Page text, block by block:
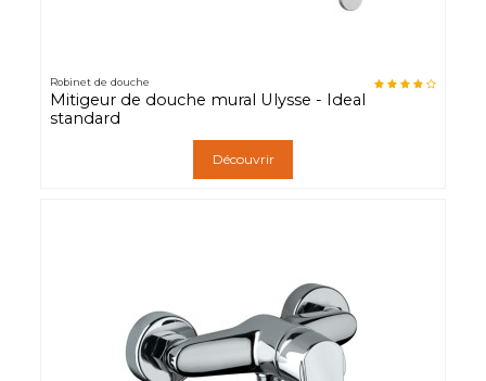
Robinet de douche
Mitigeur de douche mural Ulysse - Ideal
standard
Découvrir